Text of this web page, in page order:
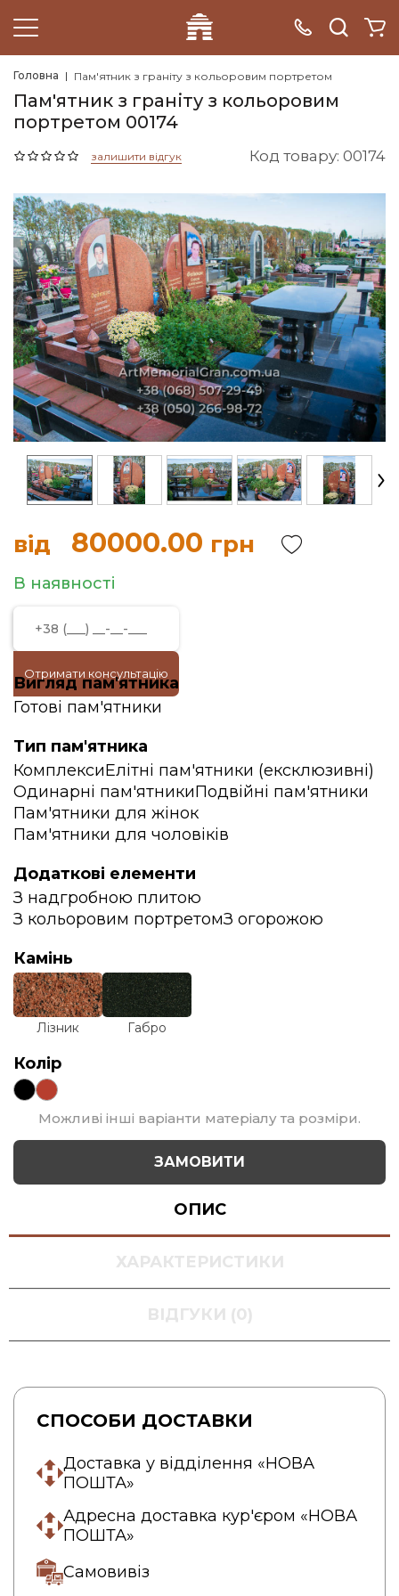
Головна Пам'ятник з граніту з кольоровим портретом
Пам'ятник з граніту з кольоровим
портретом 00174
залишити відгук Код товару: 00174
від 80000.00 грн
В наявності
Отримати консультацію
Вигляд пам'ятника
Готові пам'ятники
Тип пам'ятника
КомплексиЕлітні пам'ятники (ексклюзивні)
Одинарні пам'ятникиПодвійні пам'ятники
Пам'ятники для жінок
Пам'ятники для чоловіків
Додаткові елементи
З надгробною плитою
З кольоровим портретомЗ огорожою
Камінь
Лізник Габро
Колір
Можливі інші варіанти матеріалу та розміри.
ЗАМОВИТИ
ОПИС
ХАРАКТЕРИСТИКИ
ВІДГУКИ (0)
СПОСОБИ ДОСТАВКИ
Доставка у відділення «НОВА
ПОШТА»
Адресна доставка кур'єром «НОВА
ПОШТА»
Самовивіз